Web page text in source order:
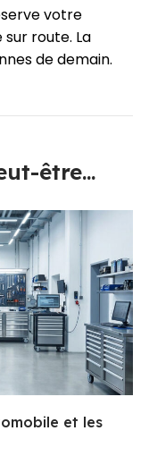
votre
route. La
de demain.
être...
et les